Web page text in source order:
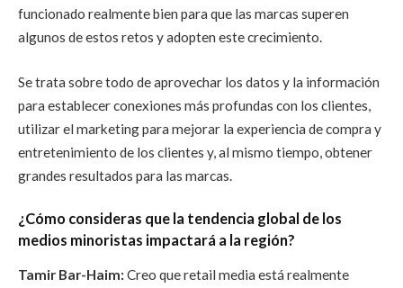
funcionado realmente bien para que las marcas superen
algunos de estos retos y adopten este crecimiento.
Se trata sobre todo de aprovechar los datos y la información
para establecer conexiones más profundas con los clientes,
utilizar el marketing para mejorar la experiencia de compra y
entretenimiento de los clientes y, al mismo tiempo, obtener
grandes resultados para las marcas.
¿Cómo consideras que la tendencia global de los
medios minoristas impactará a la región?
Tamir Bar-Haim: Creo que retail media está realmente